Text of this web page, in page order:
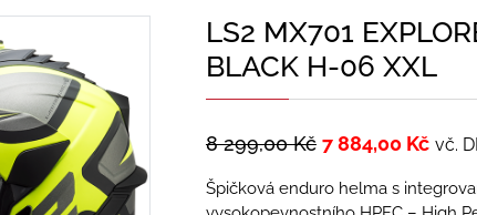
LS2 MX701
BLACK H-06 XXL
8 299,00Kč 7 884,00 Kč vč.
Špičková enduro helma s